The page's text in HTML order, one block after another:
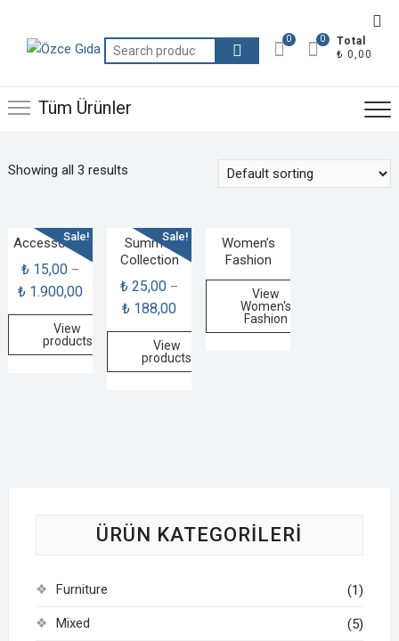
content
Search
for:
0
Total
₺ 0,00
0
Tüm Ürünler
Showing all 3 results
Sale!
Accessories
₺15,00–
₺1.900,00
View
products
Sale!
Summer
Collection
₺ 25,00 –
₺ 188,00
View
products
Women’s
Fashion
View
Women's
Fashion
ÜRÜN KATEGORILERI
Furniture (1)
Mixed (5)